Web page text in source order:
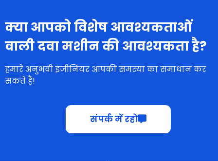
क्या आपको विशेष आवश्यकताओं
वाली दवा मशीन की आवश्यकता है?
हमारे अनुभवी इंजीनियर आपकी समस्या का समाधान कर
सकते हैं!
संपर्क में रहो